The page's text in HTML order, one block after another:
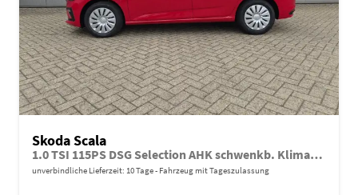
Skoda Scala
1.0 TSI 115PS DSG Selection AHK schwenkb. Klimaautomatik Sitzheizung PDC Rückf.Kamera Apple CarPlay Android Auto
unverbindliche Lieferzeit: 10 Tage Fahrzeug mit Tageszulassung